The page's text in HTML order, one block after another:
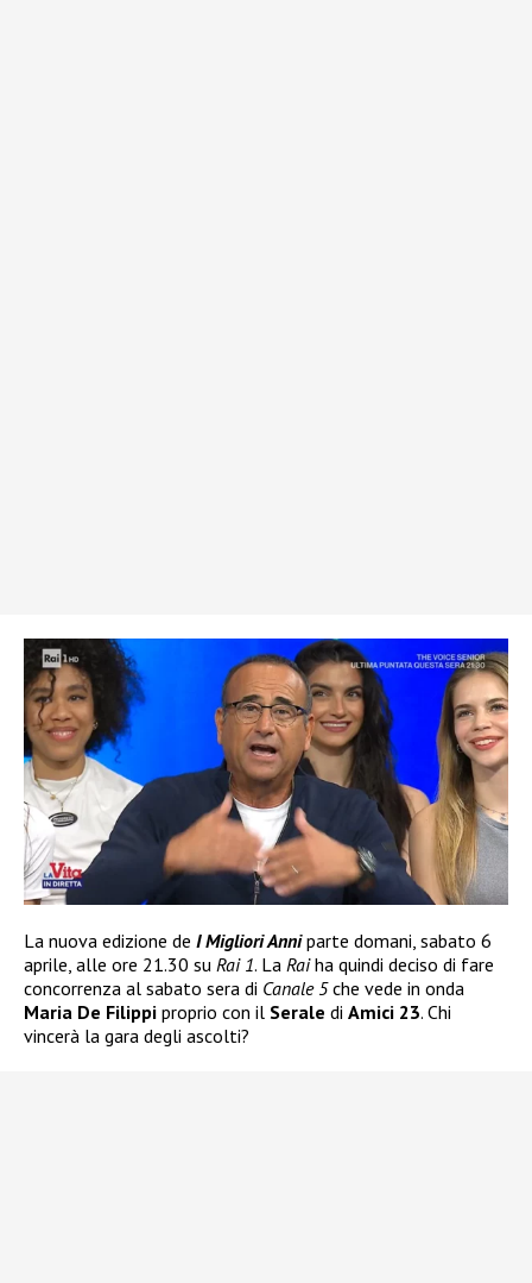
La nuova edizione de I Migliori Anniparte domani, sabato 6
aprile, alle ore 21.30 su Rai 1. La Raiha quindi deciso di fare
concorrenza al sabato sera di Canale 5che vede in onda
Maria De Filippi proprio con il Serale di Amici 23. Chi
vincerà la gara degli ascolti?